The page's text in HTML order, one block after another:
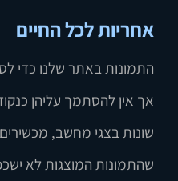
אחריות לכל החיים
התמונות באתר שלנו כדי
אך אין להסתמך עליהן
שונות בצגי מחשב, מכשירים
שהתמונות המוצגות לא